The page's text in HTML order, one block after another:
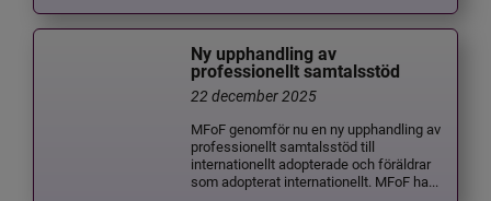
Ny upphandling av
professionellt samtalsstöd
22 december 2025
MFoF genomför nu en ny upphandling av
professionellt samtalsstöd till
internationellt adopterade och föräldrar
som adopterat internationellt. MFoF ha...